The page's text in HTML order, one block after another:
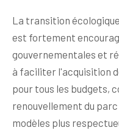
La transition
est fortement
gouvernementales et
à faciliter l'acquisition
pour tous les budgets,
renouvellement du
modèles plus